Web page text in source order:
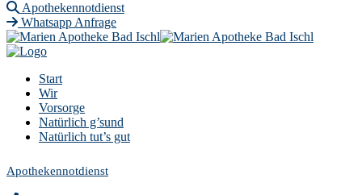
Apothekennotdienst
Whatsapp Anfrage
Start
Wir
Vorsorge
Natürlich g’sund
Natürlich tut’s gut
Apothekennotdienst